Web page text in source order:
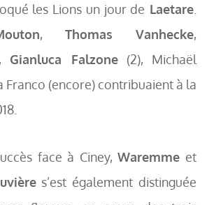
les Lions un jour de Laetare
, Thomas Vanhecke,
, Gianluca Falzone(2), Michaël
Franco (encore) contribuaient à la
face à Ciney,Waremme et
s’est également distinguée